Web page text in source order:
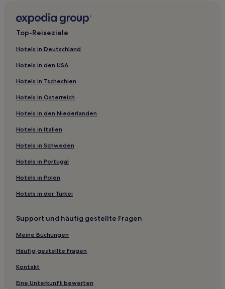
4-Sterne-Hotels in Strand von Ialyssos
Haustierfreundliche in Kolymbia
Hotels mit inbegriffenem Frühstück in Kolymbia
Familien in Koskinou
Hotels mit Parkplatz nahe Strand von Ialyssos
Hotels mit Parkplatz in Kallithea
Familien in Kallithea
Familien in Strand von Ixia
Strand in Archangelos
Haustierfreundliche in Archangelos
Hotels mit Pool in Archangelos
Günstige in Archangelos
Familien in Ammoudes
Hotels mit inbegriffenem Frühstück in Rhodos
Haustierfreundliche in Afandou
Top-Reiseziele
Hotels in Deutschland
Hotels in den USA
Hotels in Tschechien
Hotels in Österreich
Hotels in den Niederlanden
Hotels in Italien
Hotels in Schweden
Hotels in Portugal
Hotels in Polen
Hotels in der Türkei
Support und häufig gestellte Fragen
Meine Buchungen
Häufig gestellte Fragen
Kontakt
Eine Unterkunft bewerten